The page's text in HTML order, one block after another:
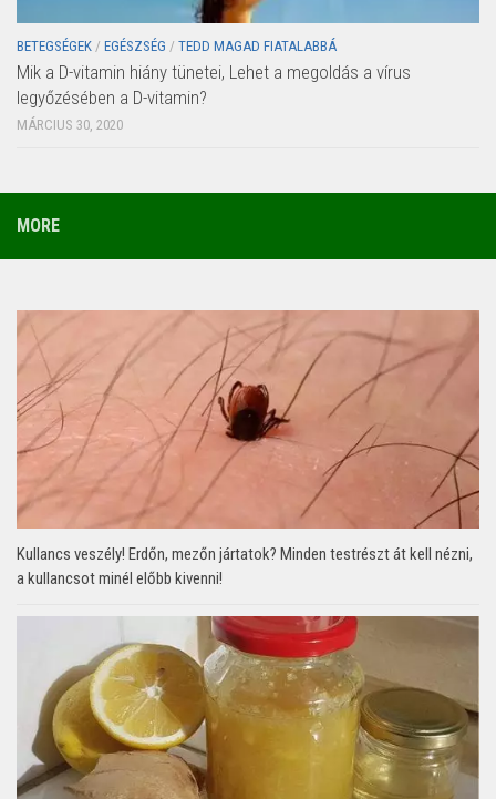
BETEGSÉGEK / EGÉSZSÉG / TEDD MAGAD FIATALABBÁ
Mik a D-vitamin hiány tünetei, Lehet a megoldás a vírus
legyőzésében a D-vitamin?
MÁRCIUS 30, 2020
MORE
Kullancs veszély! Erdőn, mezőn jártatok? Minden testrészt át kell nézni,
a kullancsot minél előbb kivenni!